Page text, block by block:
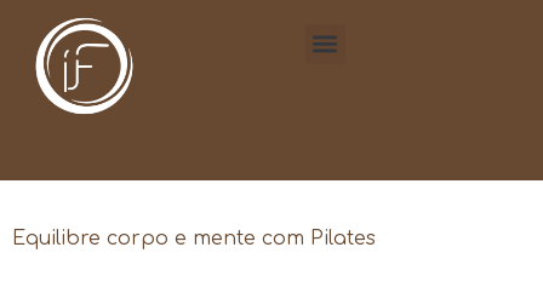
Equilibre corpo e mente com Pilates